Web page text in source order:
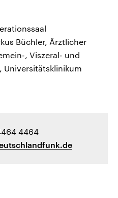
Büchler, Ärztlicher
, Viszeral- und
Universitätsklinikum
4464